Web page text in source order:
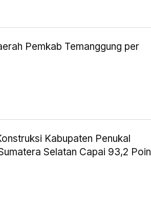
Pemkab Temanggung per
Kabupaten Penukal
Selatan Capai 93,2 Poin